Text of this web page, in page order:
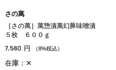
さの萬
［さの萬］萬惣漬萬幻豚味噌漬
５枚 ６００ｇ
7,560 円 （8%税込）
在庫：✕